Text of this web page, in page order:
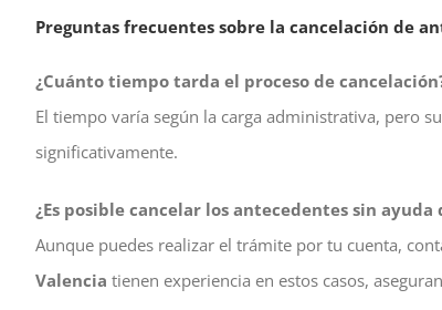
Preguntas frecuentes sobre la cancelación de
¿Cuánto tiempo tarda el proceso de
El tiempo varía según la carga administrativa, pero
significativamente.
¿Es posible cancelar los antecedentes sin ayuda
Aunque puedes realizar el trámite por tu cuenta,
Valencia tienen experiencia en estos casos,